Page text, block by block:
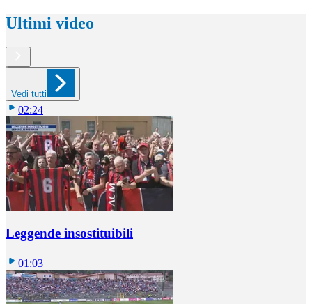
Ultimi video
Vedi tutti
02:24
Leggende insostituibili
01:03